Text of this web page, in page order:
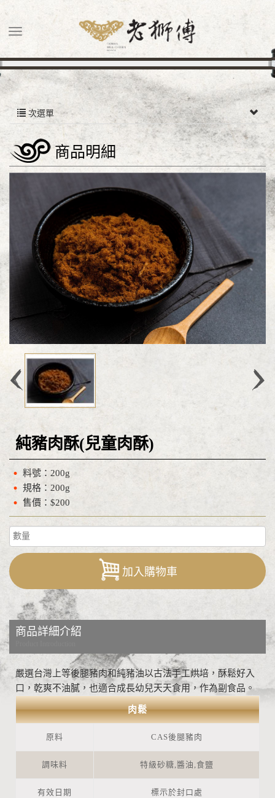
次選單
商品明細
純豬肉酥(兒童肉酥)
料號：200g
規格：200g
售價：$200
加入購物車
商品詳細介紹
嚴選台灣上等後腿豬肉和純豬油以古法手工烘培，酥鬆好入
口，乾爽不油膩，也適合成長幼兒天天食用，作為副食品。
肉鬆
原料 CAS後腿豬肉
調味料 特級砂糖,醬油,食鹽
有效日期 標示於封口處